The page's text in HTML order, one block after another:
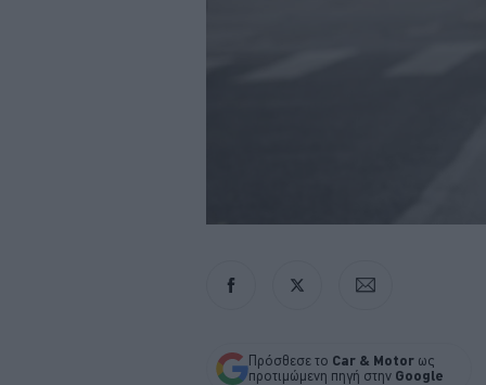
Πρόσθεσε το Car & Motor ως
προτιμώμενη πηγή στην Google